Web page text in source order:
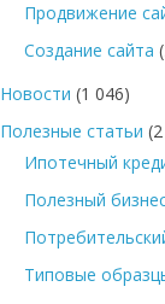
Продвижение
Создание сайта
Новости (1 046)
Полезные статьи
Ипотечный
Полезный
Типовые